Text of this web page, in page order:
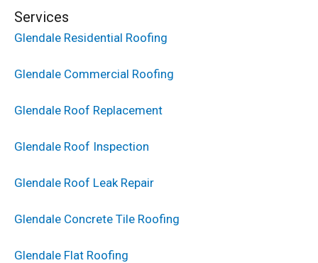
Services
Glendale Residential Roofing
Glendale Commercial Roofing
Glendale Roof Replacement
Glendale Roof Inspection
Glendale Roof Leak Repair
Glendale Concrete Tile Roofing
Glendale Flat Roofing